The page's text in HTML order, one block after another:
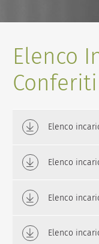
Elenco
Conferiti
Elenco
Elenco
Elenco
Elenco